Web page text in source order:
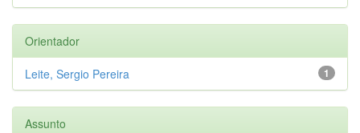
Orientador
1
Leite, Sergio Pereira
Assunto